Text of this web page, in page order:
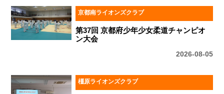
京都南ライオンズクラブ
第37回 京都府少年少女柔道チャンピオ
ン大会
2026-08-05
橿原ライオンズクラブ